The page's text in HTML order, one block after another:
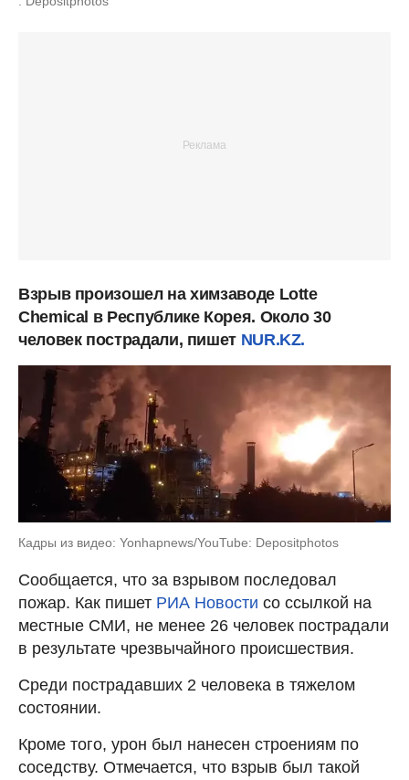
Взрыв произошел на химзаводе Lotte
Chemical в Республике Корея. Около 30
человек пострадали, пишет NUR.KZ.
Кадры из видео: Yonhapnews/YouTube: Depositphotos
Сообщается, что за взрывом последовал
пожар. Как пишет РИА Новости со ссылкой на
местные СМИ, не менее 26 человек пострадали
в результате чрезвычайного происшествия.
Среди пострадавших 2 человека в тяжелом
состоянии.
Кроме того, урон был нанесен строениям по
соседству. Отмечается, что взрыв был такой